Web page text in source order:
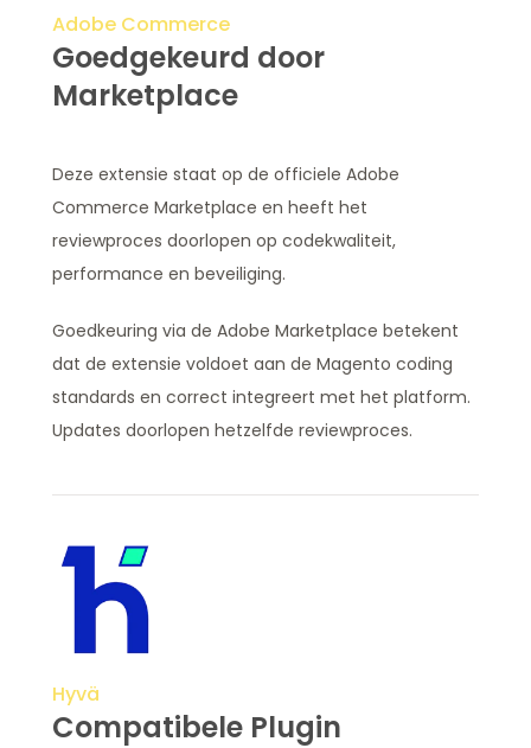
Adobe Commerce
Goedgekeurd door
Marketplace
Deze extensie staat op de officiele Adobe
Commerce Marketplace en heeft het
reviewproces doorlopen op codekwaliteit,
performance en beveiliging.
Goedkeuring via de Adobe Marketplace betekent
dat de extensie voldoet aan de Magento coding
standards en correct integreert met het platform.
Updates doorlopen hetzelfde reviewproces.
Hyvä
Compatibele Plugin